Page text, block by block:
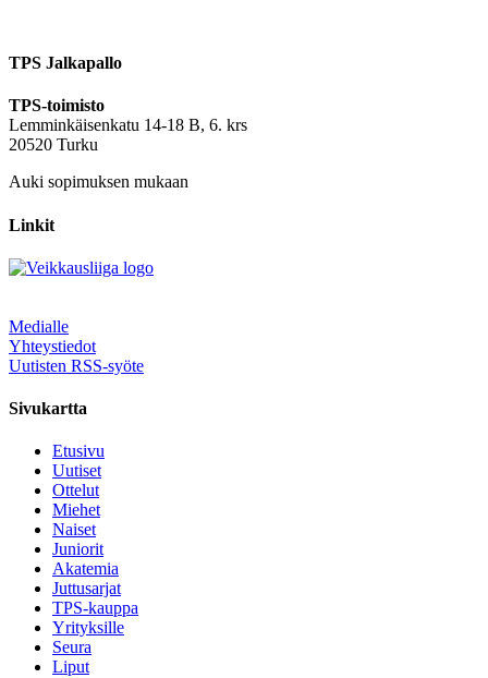
TPS Jalkapallo
TPS-toimisto
Lemminkäisenkatu 14-18 B, 6. krs
20520 Turku
Auki sopimuksen mukaan
Linkit
Medialle
Yhteystiedot
Uutisten RSS-syöte
Sivukartta
Etusivu
Uutiset
Ottelut
Miehet
Naiset
Juniorit
Akatemia
Juttusarjat
TPS-kauppa
Yrityksille
Seura
Liput